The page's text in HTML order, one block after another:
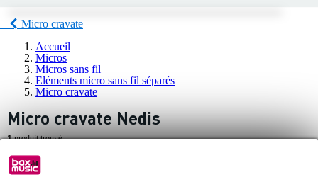
Micro cravate
Accueil
Micros
Micros sans fil
Eléments micro sans fil séparés
Micro cravate
Micro cravate Nedis
1produit trouvé.
Top 10